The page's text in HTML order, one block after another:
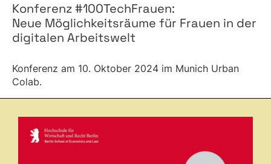
Konferenz #100TechFrauen:
Neue Möglichkeits­räume für Frauen in der
digitalen Arbeitswelt
Konferenz am 10. Oktober 2024 im Munich Urban
Colab.